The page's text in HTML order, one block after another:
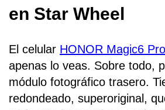
en Star Wheel
El celular HONOR Magic6 Pro
apenas lo veas. Sobre todo,
módulo fotográfico trasero.
redondeado, superoriginal,